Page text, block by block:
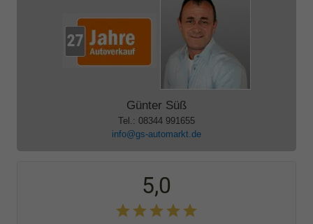
Günter Süß
Tel.: 08344 991655
info@gs-automarkt.de
5,0